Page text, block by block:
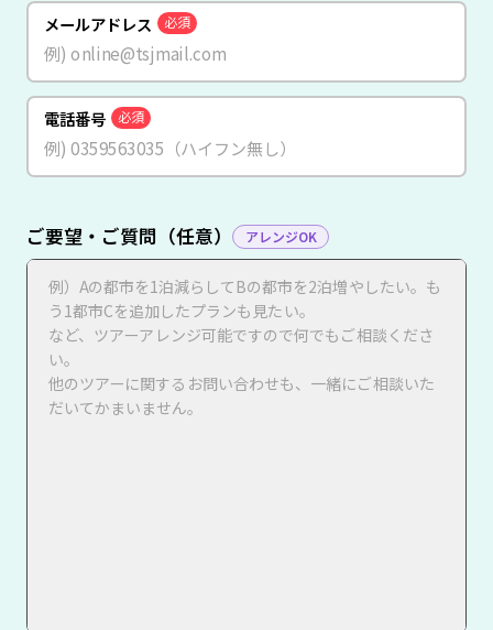
メールアドレス 必須
電話番号 必須
ご要望・ご質問（任意） アレンジOK